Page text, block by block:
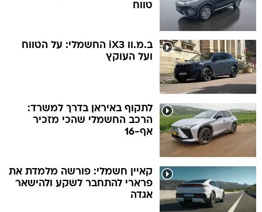
טווח
ב.מ.וו iX3 החשמלי: על הטווח
ועל העוקץ
לתקוף באיראן בדרך למשרד:
הרכב החשמלי שהכי מזכיר
אף-16
קאיין חשמלי: פורשה מלמדת את
פרארי להתחבר לשקע ולהישאר
אגדה